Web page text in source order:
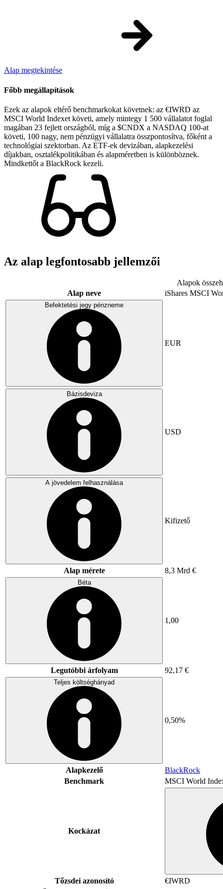
Alap megtekintése
Főbb megállapítások
Ezek az alapok eltérő benchmarkokat követnek: az €IWRD az
MSCI World Indexet követi, amely mintegy 1 500 vállalatot foglal
magában 23 fejlett országból, míg a $CNDX a NASDAQ 100-at
követi, 100 nagy, nem pénzügyi vállalatra összpontosítva, főként a
technológiai szektorban. Az ETF-ek devizában, alapkezelési
díjakban, osztalékpolitikában és alapméretben is különböznek.
Mindkettőt a BlackRock kezeli.
Az alap legfontosabb jellemzői
Alapok
Alap neve
iShares MSCI
Befektetési jegy pénzneme
EUR
Bázisdeviza
USD
A jövedelem felhasználása
Kifizető
Alap mérete 8,3 Mrd €
Béta
1,00
Legutóbbi árfolyam 92,17 €
Teljes költséghányad
0,50%
Alapkezelő
BlackRock
Benchmark
MSCI World
Kockázat
Tőzsdei azonosító
€IWRD